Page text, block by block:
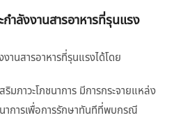
ำลังงานสารอาหารที่รุนแรง
านสารอาหารที่รุนแรงได้โดย
มภาวะโภชนาการ มีการกระจายแหล่ง
นาการเพื่อการรักษาทันทีที่พบกรณี